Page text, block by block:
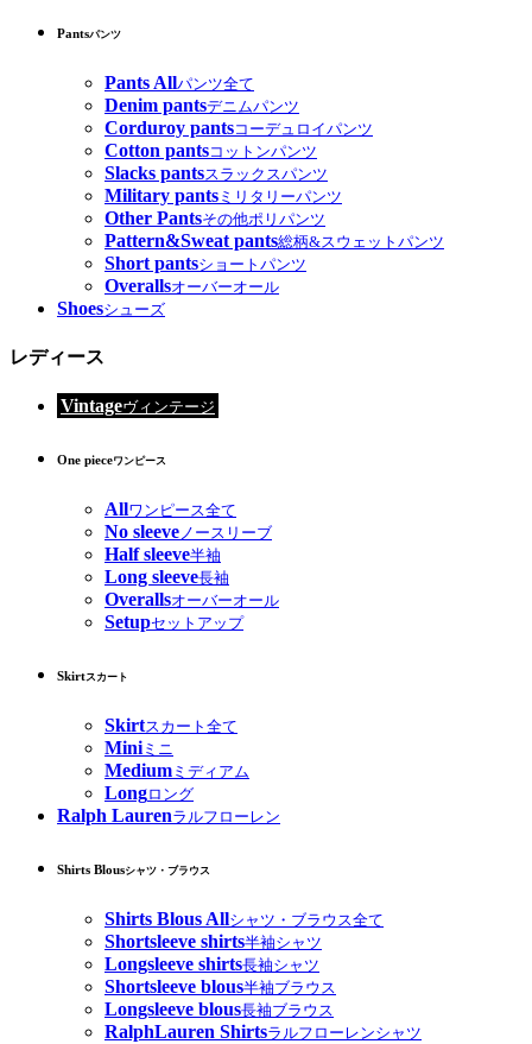
Pantsパンツ
Pants Allパンツ全て
Denim pantsデニムパンツ
Corduroy pantsコーデュロイパンツ
Cotton pantsコットンパンツ
Slacks pantsスラックスパンツ
Military pants ミリタリーパンツ
Other Pantsその他ポリパンツ
Pattern&Sweat pants総柄&スウェットパンツ
Short pantsショートパンツ
Overallsオーバーオール
Shoesシューズ
レディース
Vintageヴィンテージ
One pieceワンピース
Allワンピース全て
No sleeveノースリーブ
Half sleeve半袖
Long sleeve長袖
Overallsオーバーオール
Setupセットアップ
Skirtスカート
Skirtスカート全て
Miniミニ
Medium ミディアム
Longロング
Ralph Laurenラルフローレン
Shirts Blousシャツ・ブラウス
Shirts Blous Allシャツ・ブラウス全て
Shortsleeve shirts半袖シャツ
Longsleeve shirts長袖シャツ
Shortsleeve blous半袖ブラウス
Longsleeve blous長袖ブラウス
RalphLauren Shirtsラルフローレンシャツ